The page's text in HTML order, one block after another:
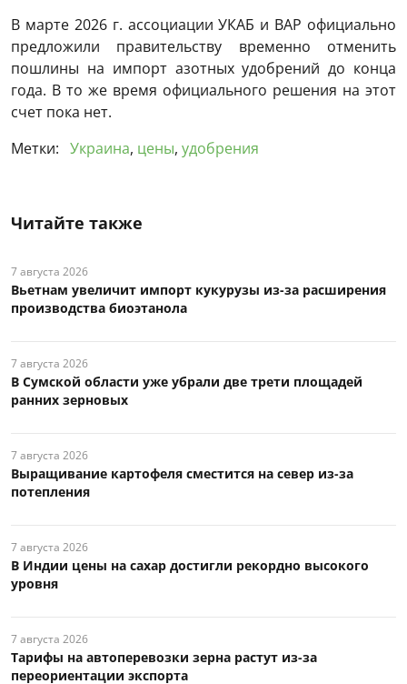
В марте 2026 г. ассоциации УКАБ и ВАР официально
предложили правительству временно отменить
пошлины на импорт азотных удобрений до конца
года. В то же время официального решения на этот
счет пока нет.
Метки: Украина, цены, удобрения
Читайте также
7 августа 2026
Вьетнам увеличит импорт кукурузы из-за расширения
производства биоэтанола
7 августа 2026
В Сумской области уже убрали две трети площадей
ранних зерновых
7 августа 2026
Выращивание картофеля сместится на север из-за
потепления
7 августа 2026
В Индии цены на сахар достигли рекордно высокого
уровня
7 августа 2026
Тарифы на автоперевозки зерна растут из-за
переориентации экспорта